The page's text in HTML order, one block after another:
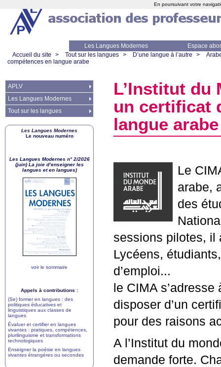
Les Langues Modernes
Espace
Accueil du site
> Tout sur les langues > D’une langue à l’autre >
compétences en langue arabe
L’Institut du
un certificat
langue arabe
Le
arabe,
des
sessions pilotes, il
Lycéens,
d’emploi...
le CIMA
disposer d’un
pour des raisons
A l’Institut du
demande forte.
APLV
Les Langues Modernes
Tout sur les langues
Les Langues Modernes
Le nouveau numéro
Les Langues Modernes n° 2/2026
(juin) La joie d’enseigner les
langues et en langues)
voir le sommaire
Appels à contributions :
(Se) former en langues : des
politiques éducatives et
linguistiques aux classes de
langues
Évaluer et certifier en langues
vivantes : pratiques, compétences,
plurilinguisme et transformations
technologiques
Enseigner la poésie en langues
vivantes étrangères ou secondes
En poursuivant votre